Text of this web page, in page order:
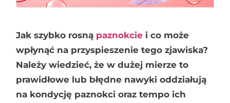
Jak szybko rosną paznokcie i co może
wpłynąć na przyspieszenie tego zjawiska?
Należy wiedzieć, że w dużej mierze to
prawidłowe lub błędne nawyki oddziałują
na kondycję paznokci oraz tempo ich